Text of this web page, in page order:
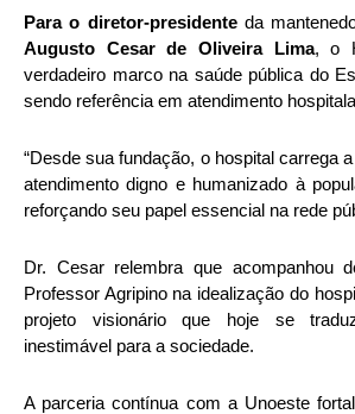
Para o diretor-presidenteda
Augusto Cesar de Oliveira Lima, o
verdadeiro marco na saúde pública do
sendo referência em atendimento
“Desde sua fundação, o hospital carrega
atendimento digno e humanizado à
reforçando seu papel essencial na rede
Dr. Cesar relembra que acompanhou
Professor Agripino na idealização do
projeto visionário que hoje se
inestimável para a sociedade.
A parceria contínua com a Unoeste